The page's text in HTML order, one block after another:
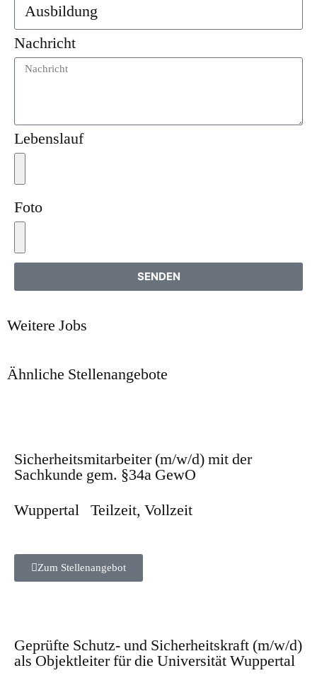
Nachricht
Lebenslauf
Foto
SENDEN
Weitere Jobs
Ähnliche Stellenangebote
Sicherheitsmitarbeiter (m/w/d) mit der
Sachkunde gem. §34a GewO
Wuppertal Teilzeit, Vollzeit
Zum Stellenangebot
Geprüfte Schutz- und Sicherheitskraft (m/w/d)
als Objektleiter für die Universität Wuppertal